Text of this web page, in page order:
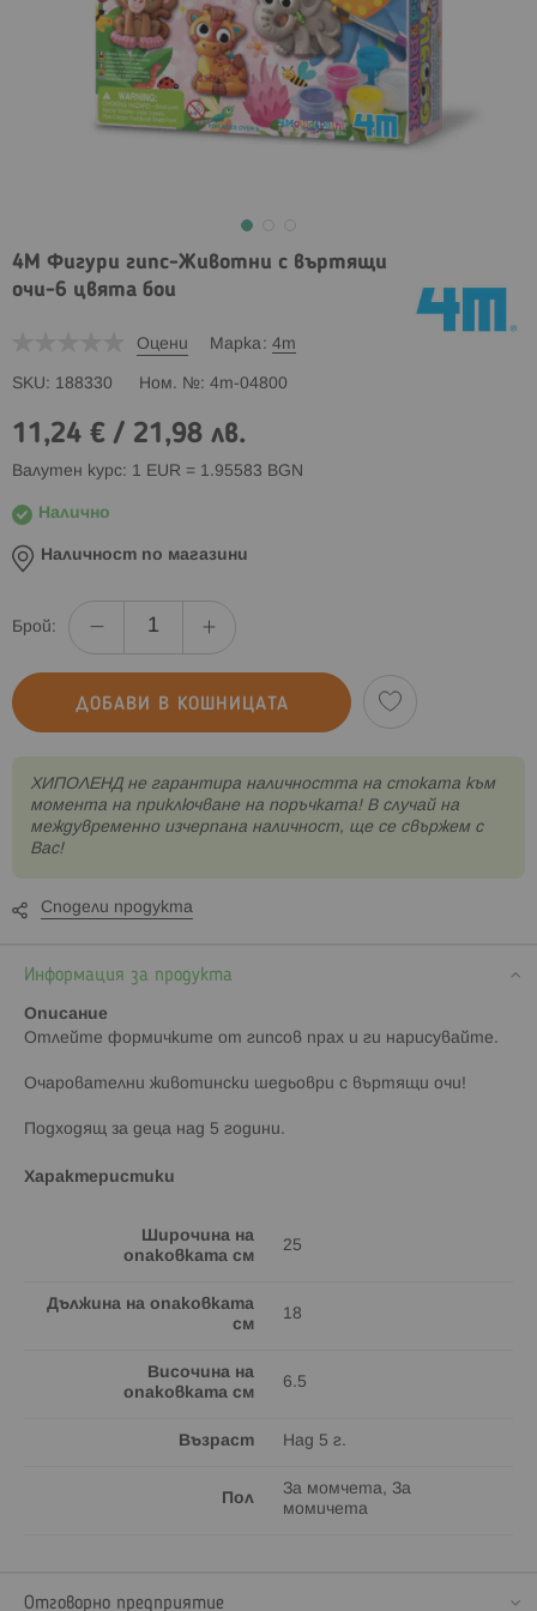
4M Фигури гипс-Животни с въртящи
очи-6 цвята бои
Оцени Марка 4m
SKU 188330 Ном. № 4m-04800
11,24 € / 21,98 лв.
Валутен курс: 1 EUR = 1.95583 BGN
Налично
Наличност по магазини
Брой:
ДОБАВИ В КОШНИЦАТА
XИПОЛЕНД не гарантира наличността на стоката към
момента на приключване на поръчката! В случай на
междувременно изчерпана наличност, ще се свържем с
Вас!
Сподели продукта
Информация за продукта
Описание
Отлейте формичките от гипсов прах и ги нарисувайте.
Очарователни животински шедьоври с въртящи очи!
Подходящ за деца над 5 години.
Характеристики
Широчина на
опаковката см
25
Дължина на опаковката
см
18
Височина на
опаковката см
6.5
Възраст Над 5 г.
Пол
За момчета, За
момичета
Отговорно предприятие